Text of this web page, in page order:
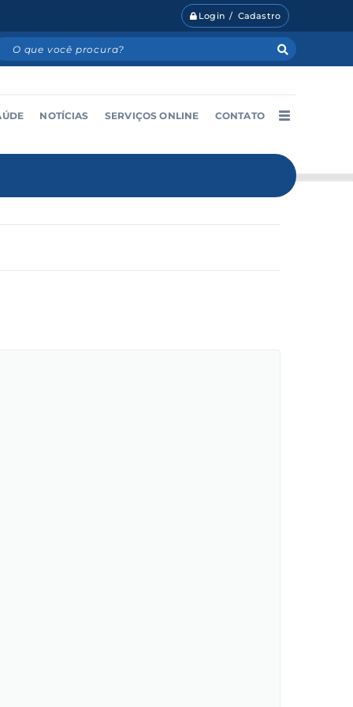
Login / Cadastro
NOTÍCIAS SERVIÇOS ONLINE CONTATO